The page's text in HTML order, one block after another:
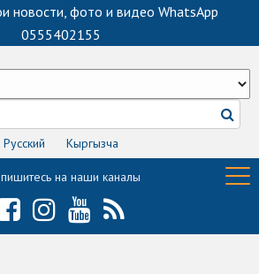
новости, фото и видео WhatsApp
0555402155
Русский Кыргызча
на наши каналы